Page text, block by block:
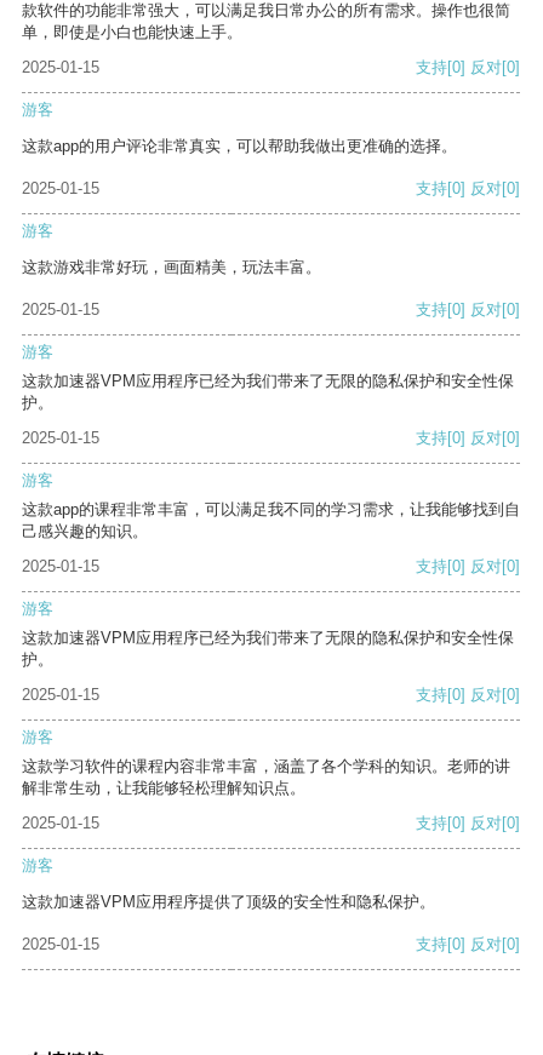
款软件的功能非常强大，可以满足我日常办公的所有需求。操作也很简
单，即使是小白也能快速上手。
2025-01-15
支持[0] 反对[0]
游客
这款app的用户评论非常真实，可以帮助我做出更准确的选择。
2025-01-15 支持[0] 反对[0]
游客
这款游戏非常好玩，画面精美，玩法丰富。
2025-01-15 支持[0] 反对[0]
游客
这款加速器VPM应用程序已经为我们带来了无限的隐私保护和安全性保
护。
2025-01-15
支持[0] 反对[0]
游客
这款app的课程非常丰富，可以满足我不同的学习需求，让我能够找到自
己感兴趣的知识。
2025-01-15
支持[0] 反对[0]
游客
这款加速器VPM应用程序已经为我们带来了无限的隐私保护和安全性保
护。
2025-01-15
支持[0] 反对[0]
游客
这款学习软件的课程内容非常丰富，涵盖了各个学科的知识。老师的讲
解非常生动，让我能够轻松理解知识点。
2025-01-15
支持[0] 反对[0]
游客
这款加速器VPM应用程序提供了顶级的安全性和隐私保护。
2025-01-15 支持[0] 反对[0]